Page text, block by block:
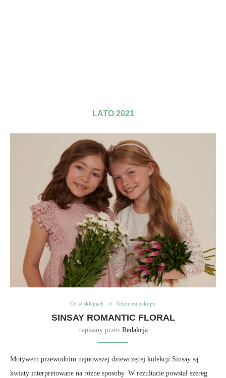
LATO 2021
Co w sklepach Gdzie na zakupy
SINSAY ROMANTIC FLORAL
napisany przez Redakcja
Motywem przewodnim najnowszej dziewczęcej kolekcji Sinsay są
kwiaty interpretowane na różne sposoby. W rezultacie powstał szereg